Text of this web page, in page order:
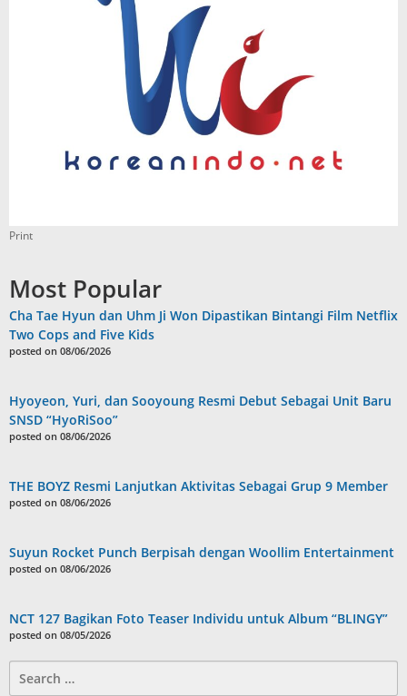
Print
Most Popular
Cha Tae Hyun dan Uhm Ji Won Dipastikan Bintangi Film Netflix
Two Cops and Five Kids
posted on 08/06/2026
Hyoyeon, Yuri, dan Sooyoung Resmi Debut Sebagai Unit Baru
SNSD “HyoRiSoo”
posted on 08/06/2026
THE BOYZ Resmi Lanjutkan Aktivitas Sebagai Grup 9 Member
posted on 08/06/2026
Suyun Rocket Punch Berpisah dengan Woollim Entertainment
posted on 08/06/2026
NCT 127 Bagikan Foto Teaser Individu untuk Album “BLINGY”
posted on 08/05/2026
for: